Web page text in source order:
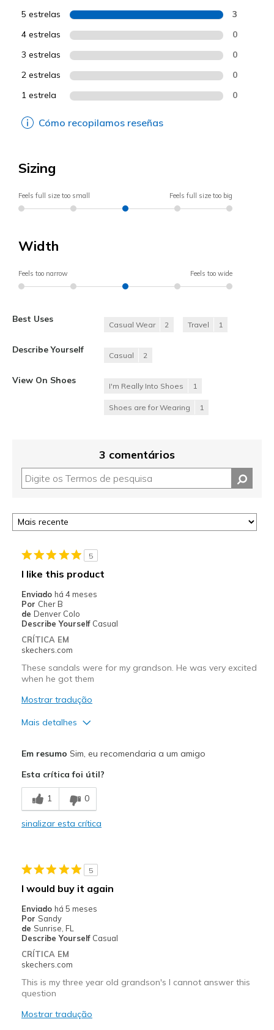
5 estrelas 3
4 estrelas 0
3 estrelas 0
2 estrelas 0
1 estrela 0
Cómo recopilamos reseñas
Sizing
Feels full size too small Feels full size too big
Width
Feels too narrow Feels too wide
Best Uses
Casual Wear 2 Travel 1
Describe Yourself
Casual 2
View On Shoes
I'm Really Into Shoes 1
Shoes are for Wearing 1
3 comentários
5
I like this product
Enviado há 4 meses
Por Cher B
de Denver Colo
Describe Yourself Casual
CRÍTICA EM
skechers.com
These sandals were for my grandson. He was very excited
when he got them
Mostrar tradução
Mais detalhes
Comfortable
Stylish
Travel
View On Shoes
Em resumo Sim, eu recomendaria a um amigo
Esta crítica foi útil?
1 0
sinalizar esta crítica
5
I would buy it again
Enviado há 5 meses
Por Sandy
de Sunrise, FL
Describe Yourself Casual
CRÍTICA EM
skechers.com
This is my three year old grandson's I cannot answer this
question
Mostrar tradução